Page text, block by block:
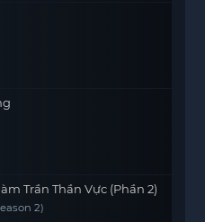
Trần Thần Vực (Phần 2)
2)